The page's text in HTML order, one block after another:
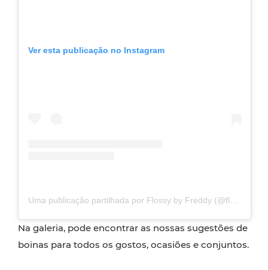
Ver esta publicação no Instagram
Na galeria, pode encontrar as nossas sugestões de
boinas para todos os gostos, ocasiões e conjuntos.